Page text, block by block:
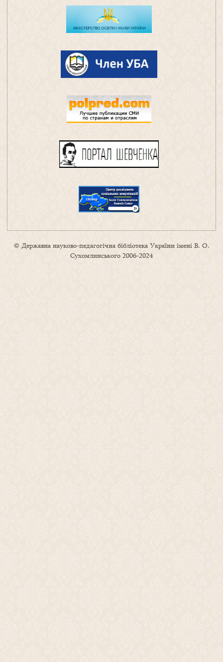
© Державна науково-педагогічна бібліотека України імені В. О.
Сухомлинського 2006-2024